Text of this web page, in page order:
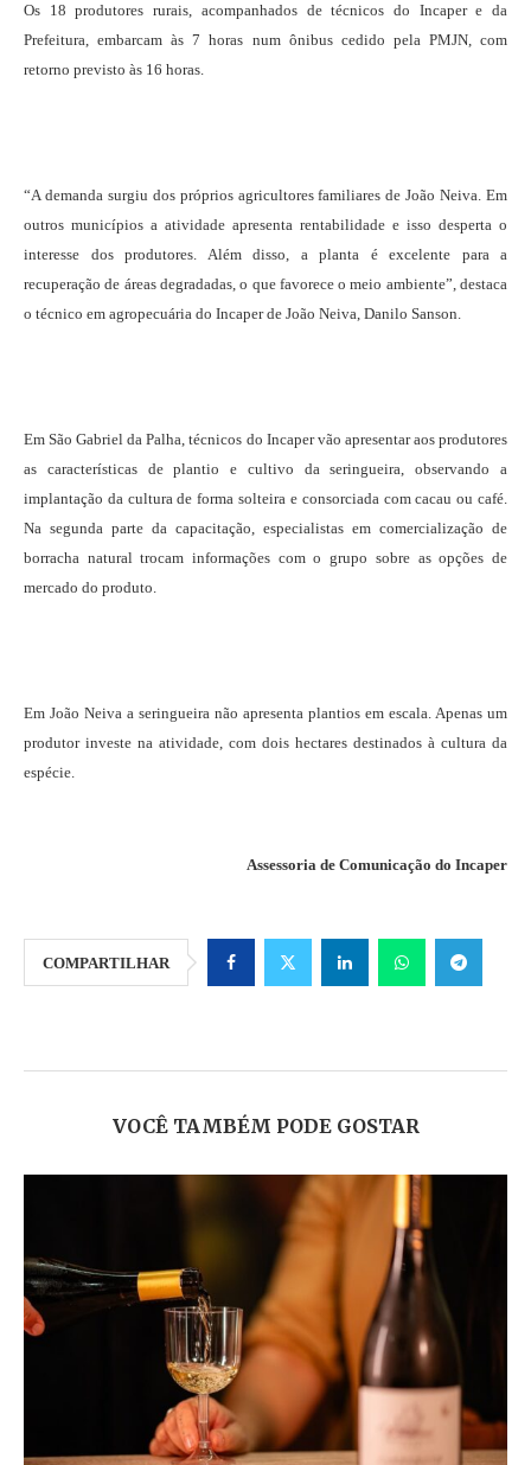
Os 18 produtores rurais, acompanhados de técnicos do Incaper e da
Prefeitura, embarcam às 7 horas num ônibus cedido pela PMJN, com
retorno previsto às 16 horas.
“A demanda surgiu dos próprios agricultores familiares de João Neiva. Em
outros municípios a atividade apresenta rentabilidade e isso desperta o
interesse dos produtores. Além disso, a planta é excelente para a
recuperação de áreas degradadas, o que favorece o meio ambiente”, destaca
o técnico em agropecuária do Incaper de João Neiva, Danilo Sanson.
Em São Gabriel da Palha, técnicos do Incaper vão apresentar aos produtores
as características de plantio e cultivo da seringueira, observando a
implantação da cultura de forma solteira e consorciada com cacau ou café.
Na segunda parte da capacitação, especialistas em comercialização de
borracha natural trocam informações com o grupo sobre as opções de
mercado do produto.
Em João Neiva a seringueira não apresenta plantios em escala. Apenas um
produtor investe na atividade, com dois hectares destinados à cultura da
espécie.
Assessoria de Comunicação do Incaper
COMPARTILHAR
VOCÊ TAMBÉM PODE GOSTAR